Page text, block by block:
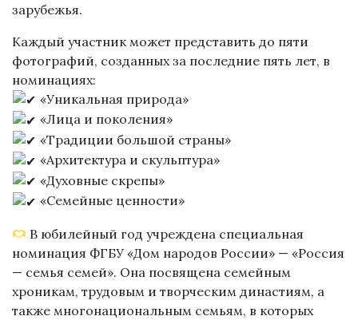
зарубежья.
Каждый участник может представить до пяти
фотографий, созданных за последние пять лет, в
номинациях:
«Уникальная природа»
«Лица и поколения»
«Традиции большой страны»
«Архитектура и скульптура»
«Духовные скрепы»
«Семейные ценности»
В юбилейный год учреждена специальная
номинация ФГБУ «Дом народов России» — «Россия
— семья семей». Она посвящена семейным
хроникам, трудовым и творческим династиям, а
также многонациональным семьям, в которых